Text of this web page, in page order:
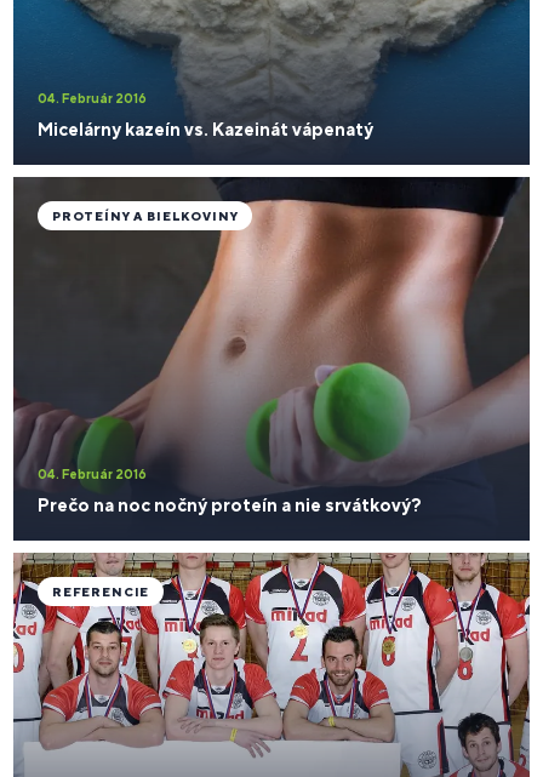
04. Február 2016
Micelárny kazeín vs. Kazeinát vápenatý
04. Február 2016
Prečo na noc nočný proteín a nie srvátkový?
PROTEÍNY A BIELKOVINY
REFERENCIE